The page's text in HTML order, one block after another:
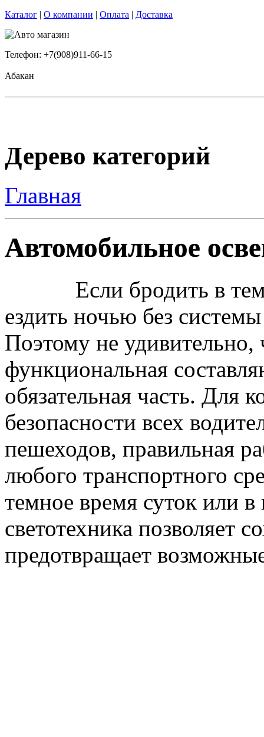
Каталог | О компании | Оплата | Доставка
Телефон: +7(908)911-66-15
Абакан
Дерево категорий
Главная
Автомобильное
Если бродить в
ездить ночью без
Поэтому не удивительно,
функциональная
обязательная часть. Для
безопасности всех
пешеходов, правильная
любого транспортного
темное время суток или в
светотехника позволяет
предотвращает